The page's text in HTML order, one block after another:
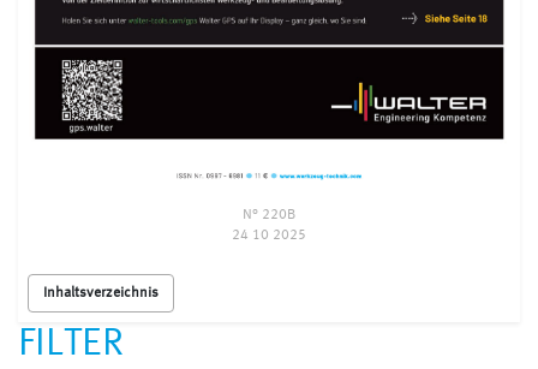
N° 220B
24 10 2025
Inhaltsverzeichnis
FILTER